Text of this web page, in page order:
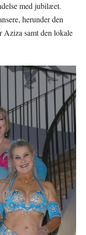
med jubilæet.
herunder den
Aziza samt den lokale